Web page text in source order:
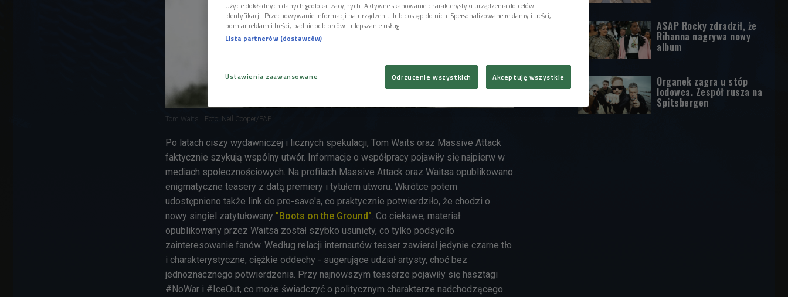
Tom Waits Foto: Neil Cooper/PAP
Po latach ciszy wydawniczej i licznych spekulacji, Tom Waits oraz Massive Attack
faktycznie szykują wspólny utwór. Informacje o współpracy pojawiły się najpierw w
mediach społecznościowych. Na profilach Massive Attack oraz Waitsa opublikowano
enigmatyczne teasery z datą premiery i tytułem utworu. Wkrótce potem
udostępniono także link do pre-save'a, co praktycznie potwierdziło, że chodzi o
nowy singiel zatytułowany "Boots on the Ground". Co ciekawe, materiał
opublikowany przez Waitsa został szybko usunięty, co tylko podsyciło
zainteresowanie fanów. Według relacji internautów teaser zawierał jedynie czarne tło
i charakterystyczne, ciężkie oddechy - sugerujące udział artysty, choć bez
jednoznacznego potwierdzenia. Przy najnowszym teaserze pojawiły się hasztagi
#NoWar i #IceOut, co może świadczyć o politycznym charakterze nadchodzącego
A$AP Rocky zdradził, że
Rihanna nagrywa nowy
album
Organek zagra u stóp
lodowca. Zespół rusza na
Spitsbergen
Użycie dokładnych danych geolokalizacyjnych. Aktywne skanowanie charakterystyki urządzenia do celów
identyfikacji. Przechowywanie informacji na urządzeniu lub dostęp do nich. Spersonalizowane reklamy i treści,
pomiar reklam i treści, badnie odbiorców i ulepszanie usług.
Lista partnerów (dostawców)
Ustawienia zaawansowane Odrzucenie wszystkich Akceptuję wszystkie